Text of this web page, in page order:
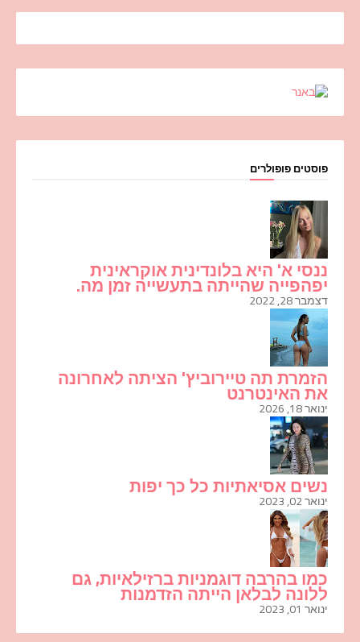
פוסטים פופולרים
ננסי א' היא בלונדינית אוקראינית
יפהפייה שהייתה בתעשייה זמן מה.
דצמבר 28, 2022
הזמרת תה טיירוביץ' הציתה לאחרונה
את האינטרנט
ינואר 18, 2026
נשים אסיאתיות כל כך יפות
ינואר 02, 2023
כמו בהרבה דוגמניות ברזילאיות, גם
ללונה לבלאן הייתה הזדמנות
ינואר 01, 2023